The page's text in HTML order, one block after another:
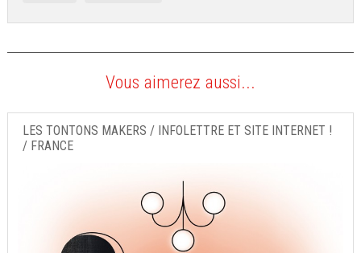
Vous aimerez aussi...
LES TONTONS MAKERS / INFOLETTRE ET SITE INTERNET !
/ FRANCE